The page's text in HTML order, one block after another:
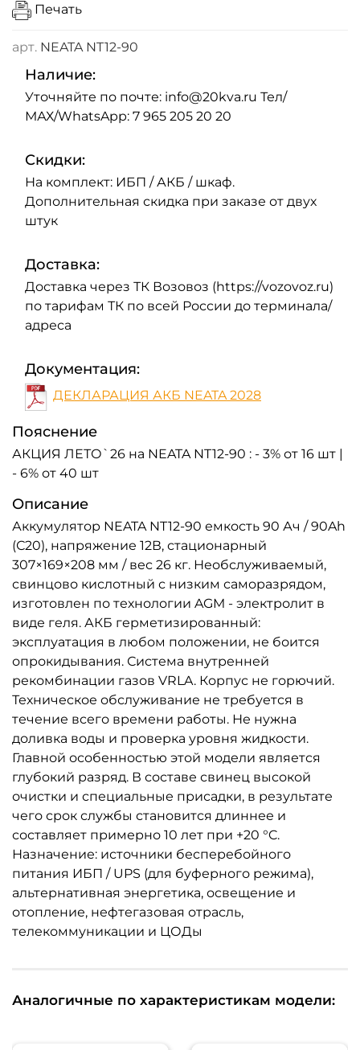
Печать
арт. NEATA NT12-90
Наличие:
Уточняйте по почте: info@20kva.ru Тел/
МАХ/WhatsApp: 7 965 205 20 20
Скидки:
На комплект: ИБП / АКБ / шкаф.
Дополнительная скидка при заказе от двух
штук
Доставка:
Доставка через ТК Возовоз (https://vozovoz.ru)
по тарифам ТК по всей России до терминала/
адреса
Документация:
ДЕКЛАРАЦИЯ АКБ NEATA 2028
Пояснение
АКЦИЯ ЛЕТО`26 на NEATA NT12-90 : - 3% от 16 шт |
- 6% от 40 шт
Описание
Аккумулятор NEATA NT12-90 емкость 90 Ач / 90Ah
(С20), напряжение 12В, стационарный
307×169×208 мм / вес 26 кг. Необслуживаемый,
свинцово кислотный с низким саморазрядом,
изготовлен по технологии AGM - электролит в
виде геля. АКБ герметизированный:
эксплуатация в любом положении, не боится
опрокидывания. Система внутренней
рекомбинации газов VRLA. Корпус не горючий.
Техническое обслуживание не требуется в
течение всего времени работы. Не нужна
доливка воды и проверка уровня жидкости.
Главной особенностью этой модели является
глубокий разряд. В составе свинец высокой
очистки и специальные присадки, в результате
чего срок службы становится длиннее и
составляет примерно 10 лет при +20 °C.
Назначение: источники бесперебойного
питания ИБП / UPS (для буферного режима),
альтернативная энергетика, освещение и
отопление, нефтегазовая отрасль,
телекоммуникации и ЦОДы
Аналогичные по характеристикам модели: